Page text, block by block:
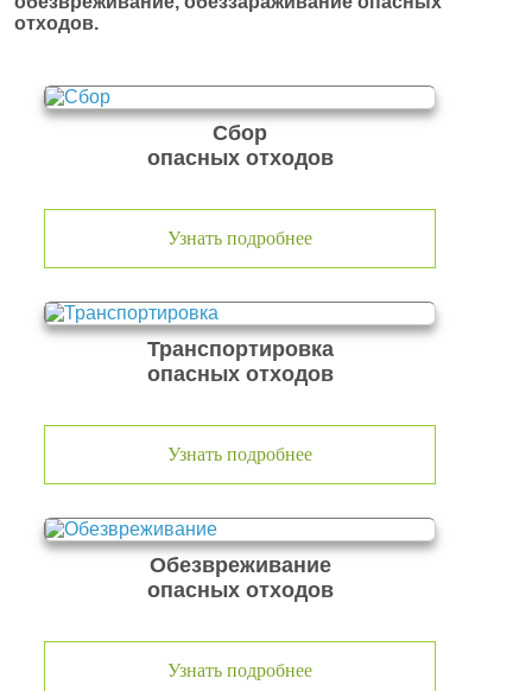
отходов.
Сбор
опасных отходов
Узнать подробнее
Транспортировка
опасных отходов
Узнать подробнее
Обезвреживание
опасных отходов
Узнать подробнее